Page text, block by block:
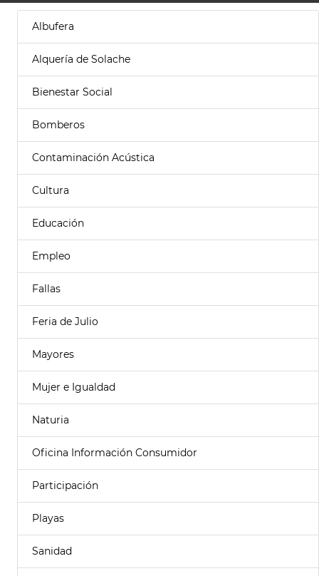
Albufera
Alquería de Solache
Bienestar Social
Bomberos
Contaminación Acústica
Cultura
Educación
Empleo
Fallas
Feria de Julio
Mayores
Mujer e Igualdad
Naturia
Oficina Información Consumidor
Participación
Playas
Sanidad